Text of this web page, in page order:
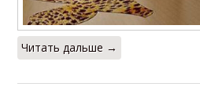
Читать дальше →